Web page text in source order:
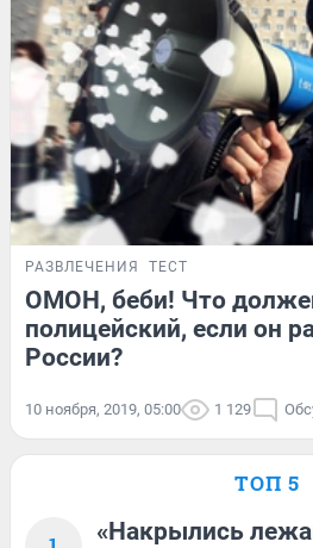
РАЗВЛЕЧЕНИЯ ТЕСТ
ОМОН, беби! Что
полицейский, если он
России?
10 ноября, 2019, 05:00 1 129
ТОП 5
«Накрылись